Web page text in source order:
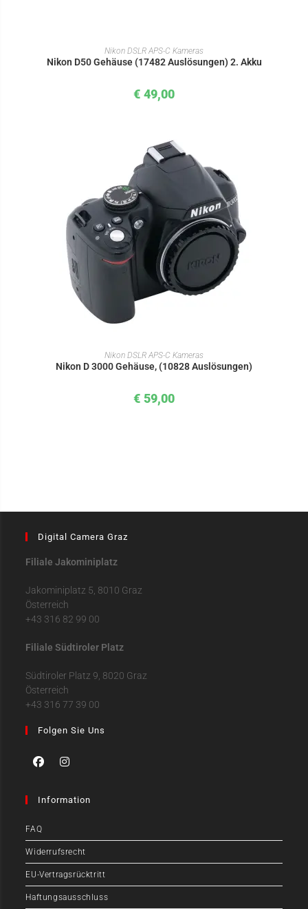
IN DEN WARENKORB
Nikon DSLR APS-C Kameras
Nikon D50 Gehäuse (17482 Auslösungen) 2. Akku
€ 49,00
IN DEN WARENKORB
Nikon DSLR APS-C Kameras
Nikon D 3000 Gehäuse, (10828 Auslösungen)
€ 59,00
Digital Camera Graz
Filiale Jakominiplatz
Jakominiplatz 5, 8010 Graz
Österreich
+43 316 82 99 00
Filiale Südtiroler Platz
Südtiroler Platz 9, 8020 Graz
Österreich
+43 316 77 39 00
Folgen Sie Uns
Information
FAQ
Widerrufsrecht
EU-Vertragsrücktritt
Haftungsausschluss